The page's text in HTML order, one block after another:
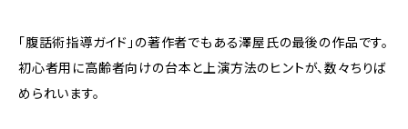
「腹話術指導ガイド」の著作者でもある澤屋氏の最後の作品です。
初心者用に高齢者向けの台本と上演方法のヒントが、数々ちりば
められいます。